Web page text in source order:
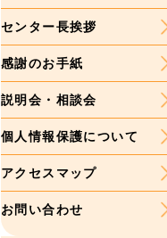
センター長挨拶
感謝のお手紙
説明会・相談会
個人情報保護について
アクセスマップ
お問い合わせ